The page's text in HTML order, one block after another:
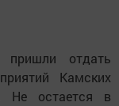
отдать
Камских
Не остается в